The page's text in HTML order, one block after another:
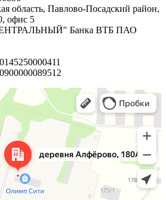
область, Павлово-Посадский район,
офис 5
Банка ВТБ ПАО